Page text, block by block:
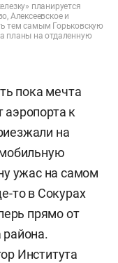
планируется
Алексеевское и
тем самым Горьковскую
планы на отдаленную
пока мечта
к
на
ужас на самом
то в Сокурах
прямо от
Института